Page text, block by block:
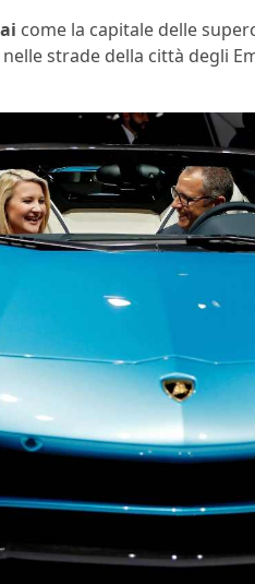
come la capitale delle
strade della città degli